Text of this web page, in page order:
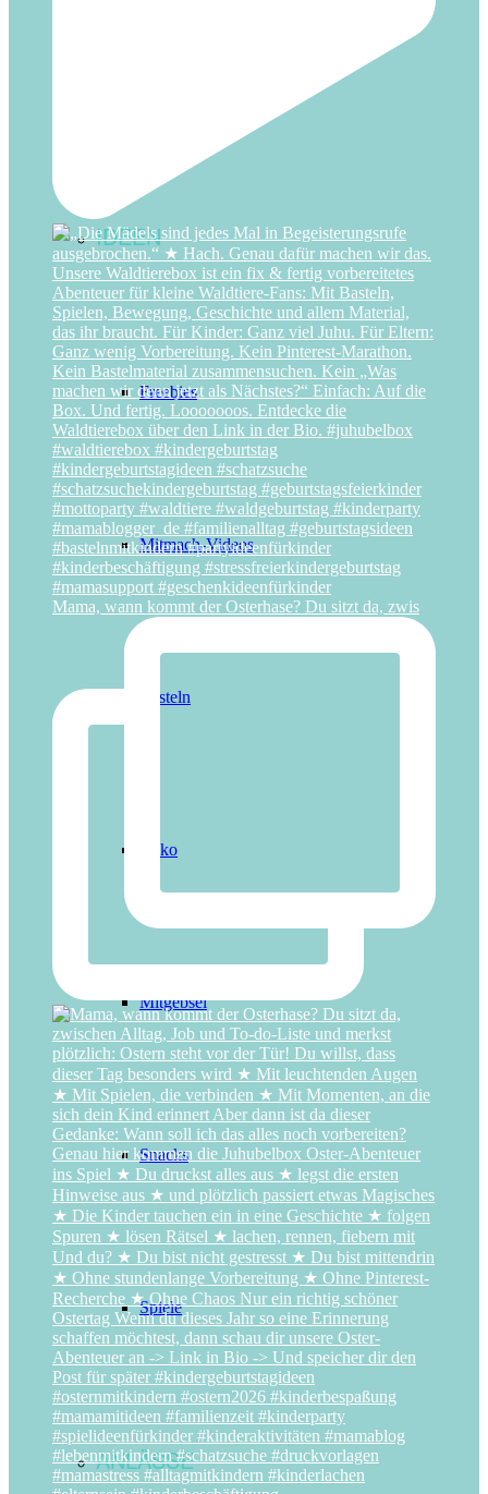
IDEEN
Freebies
Mitmach-Videos
Basteln
Deko
Mitgebsel
Snacks
Spiele
ANLÄSSE
Mama, wann kommt der Osterhase? Du sitzt da, zwis